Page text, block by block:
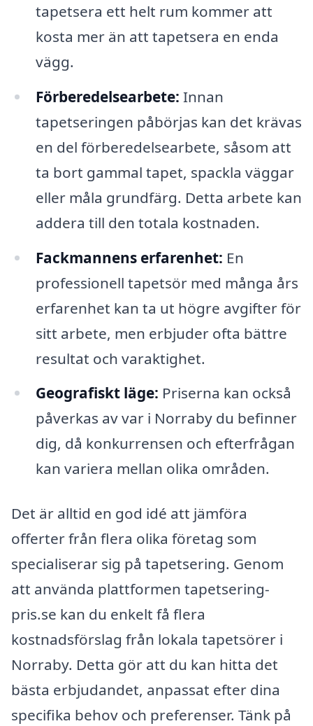
tapetsera ett helt rum kommer att
kosta mer än att tapetsera en enda
vägg.
Förberedelsearbete: Innan
tapetseringen påbörjas kan det krävas
en del förberedelsearbete, såsom att
ta bort gammal tapet, spackla väggar
eller måla grundfärg. Detta arbete kan
addera till den totala kostnaden.
Fackmannens erfarenhet: En
professionell tapetsör med många års
erfarenhet kan ta ut högre avgifter för
sitt arbete, men erbjuder ofta bättre
resultat och varaktighet.
Geografiskt läge: Priserna kan också
påverkas av var i Norraby du befinner
dig, då konkurrensen och efterfrågan
kan variera mellan olika områden.
Det är alltid en god idé att jämföra
offerter från flera olika företag som
specialiserar sig på tapetsering. Genom
att använda plattformen tapetsering-
pris.se kan du enkelt få flera
kostnadsförslag från lokala tapetsörer i
Norraby. Detta gör att du kan hitta det
bästa erbjudandet, anpassat efter dina
specifika behov och preferenser. Tänk på